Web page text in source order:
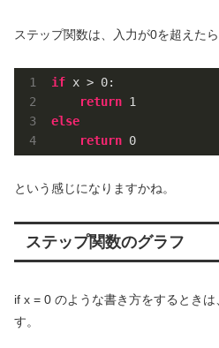
ステップ関数は、入力が0を超えた
if x > 0:
return 1
else
return 0
という感じになりますかね。
ステップ関数のグラフ
if x = 0 のような書き方をするとき
す。